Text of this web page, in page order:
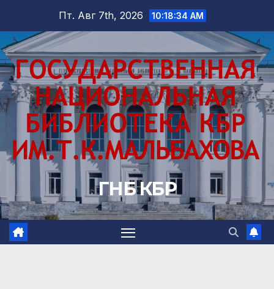
содержимому
Пт. Авг 7th, 2026 10:18:35 AM
ГНБ КБР